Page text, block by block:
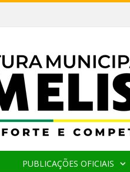
PUBLICAÇÕES OFICIAIS